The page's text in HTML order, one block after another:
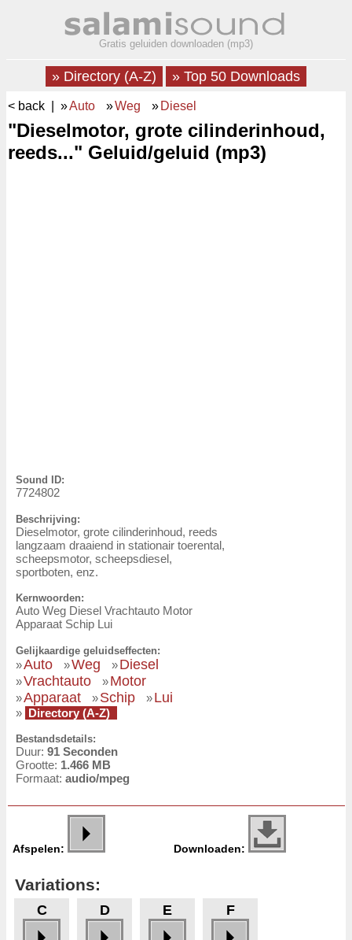
Gratis geluiden downloaden (mp3)
» Directory (A-Z) » Top 50 Downloads
< back | »Auto »Weg » Diesel
"Dieselmotor, grote cilinderinhoud,
reeds..." Geluid/geluid (mp3)
Sound ID:
7724802
Beschrijving:
Dieselmotor, grote cilinderinhoud, reeds
langzaam draaiend in stationair toerental,
scheepsmotor, scheepsdiesel,
sportboten, enz.
Kernwoorden:
Auto Weg Diesel Vrachtauto Motor
Apparaat Schip Lui
Gelijkaardige geluidseffecten:
»Auto »Weg »Diesel
»Vrachtauto »Motor
»Apparaat »Schip »Lui
» Directory (A-Z)
Bestandsdetails:
Duur: 91 Seconden
Grootte: 1.466 MB
Formaat: audio/mpeg
Afspelen: Downloaden:
Variations:
C D E F